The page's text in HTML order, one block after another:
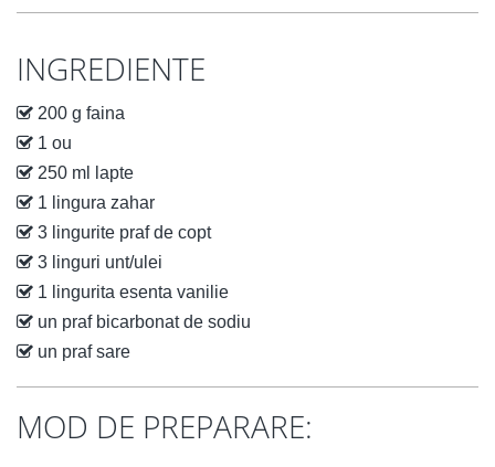
INGREDIENTE
200 g faina
1 ou
250 ml lapte
1 lingura zahar
3 lingurite praf de copt
3 linguri unt/ulei
1 lingurita esenta vanilie
un praf bicarbonat de sodiu
un praf sare
MOD DE PREPARARE: